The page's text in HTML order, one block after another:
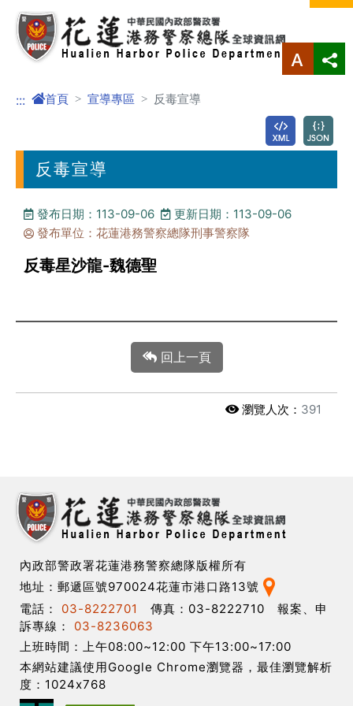
進入內容區塊
::: 首頁 宣導專區 反毒宣導
反毒宣導
發布日期：113-09-06
更新日期：113-09-06
發布單位：花蓮港務警察總隊刑事警察隊
反毒星沙龍-魏德聖
回上一頁
瀏覽人次： 391
內政部警政署花蓮港務警察總隊版權所有
地址：郵遞區號970024花蓮市港口路13號
電話：
03-8222701
傳真：03-8222710 報案、申
訴專線：
03-8236063
上班時間：上午08:00~12:00 下午13:00~17:00
本網站建議使用Google Chrome瀏覽器，最佳瀏覽解析
度：1024x768